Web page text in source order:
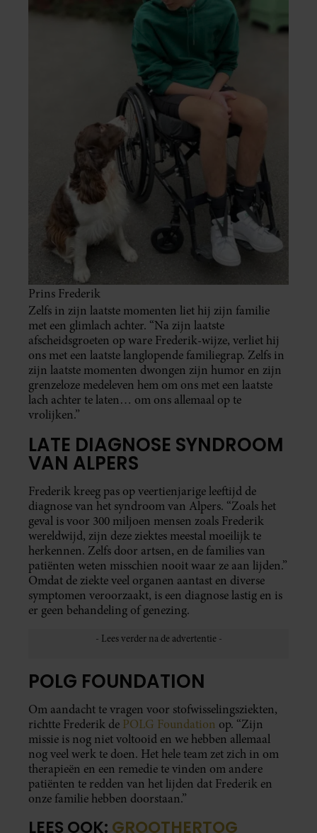
Prins Frederik
Zelfs in zijn laatste momenten liet hij zijn familie
met een glimlach achter. “Na zijn laatste
afscheidsgroeten op ware Frederik-wijze, verliet hij
ons met een laatste langlopende familiegrap. Zelfs in
zijn laatste momenten dwongen zijn humor en zijn
grenzeloze medeleven hem om ons met een laatste
lach achter te laten… om ons allemaal op te
vrolijken.”
LATE DIAGNOSE SYNDROOM
VAN ALPERS
Frederik kreeg pas op veertienjarige leeftijd de
diagnose van het syndroom van Alpers. “Zoals het
geval is voor 300 miljoen mensen zoals Frederik
wereldwijd, zijn deze ziektes meestal moeilijk te
herkennen. Zelfs door artsen, en de families van
patiënten weten misschien nooit waar ze aan lijden.”
Omdat de ziekte veel organen aantast en diverse
symptomen veroorzaakt, is een diagnose lastig en is
er geen behandeling of genezing.
POLG FOUNDATION
Om aandacht te vragen voor stofwisselingsziekten,
richtte Frederik de POLG Foundation op. “Zijn
missie is nog niet voltooid en we hebben allemaal
nog veel werk te doen. Het hele team zet zich in om
therapieën en een remedie te vinden om andere
patiënten te redden van het lijden dat Frederik en
onze familie hebben doorstaan.”
LEES OOK: GROOTHERTOG